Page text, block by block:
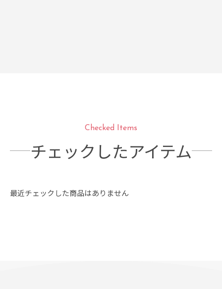
Checked Items
チェックしたアイテム
最近チェックした商品はありません